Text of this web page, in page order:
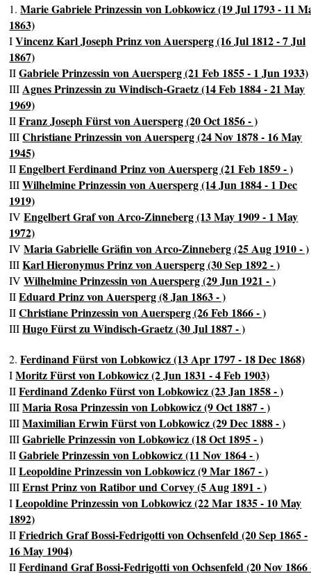
1.Marie Gabriele Prinzessin von Lobkowicz (19 Jul 1793 - 11
1863)
IVincenz Karl Joseph Prinz von Auersperg (16 Jul 1812 - 7 Jul
1867)
IIGabriele Prinzessin von Auersperg (21 Feb 1855 - 1 Jun 1933)
IIIAgnes Prinzessin zu Windisch-Graetz (14 Feb 1884 - 21 May
1969)
IIFranz Joseph Fürst von Auersperg (20 Oct 1856 - )
IIIChristiane Prinzessin von Auersperg (24 Nov 1878 - 16 May
1945)
IIEngelbert Ferdinand Prinz von Auersperg (21 Feb 1859 - )
IIIWilhelmine Prinzessin von Auersperg (14 Jun 1884 - 1 Dec
1919)
IVEngelbert Graf von Arco-Zinneberg (13 May 1909 - 1 May
1972)
IVMaria Gabrielle Gräfin von Arco-Zinneberg (25 Aug 1910 - )
IIIKarl Hieronymus Prinz von Auersperg (30 Sep 1892 - )
IVWilhelmine Prinzessin von Auersperg (29 Jun 1921 - )
IIEduard Prinz von Auersperg (8 Jan 1863 - )
IIChristiane Prinzessin von Auersperg (26 Feb 1866 - )
IIIHugo Fürst zu Windisch-Graetz (30 Jul 1887 - )
2.Ferdinand Fürst von Lobkowicz (13 Apr 1797 - 18 Dec 1868)
IMoritz Fürst von Lobkowicz (2 Jun 1831 - 4 Feb 1903)
IIFerdinand Zdenko Fürst von Lobkowicz (23 Jan 1858 - )
IIIMaria Rosa Prinzessin von Lobkowicz (9 Oct 1887 - )
IIIMaximilian Erwin Fürst von Lobkowicz (29 Dec 1888 - )
IIIGabrielle Prinzessin von Lobkowicz (18 Oct 1895 - )
IIGabriele Prinzessin von Lobkowicz (11 Nov 1864 - )
IILeopoldine Prinzessin von Lobkowicz (9 Mar 1867 - )
IIIErnst Prinz von Ratibor und Corvey (5 Aug 1891 - )
ILeopoldine Prinzessin von Lobkowicz (22 Mar 1835 - 10 May
1892)
IIFriedrich Graf Bossi-Fedrigotti von Ochsenfeld (20 Sep 1865 -
16 May 1904)
IIFerdinand Graf Bossi-Fedrigotti von Ochsenfeld (20 Nov 1866